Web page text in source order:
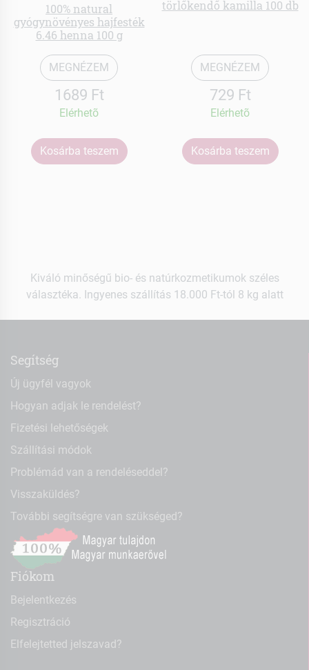
100% natural
gyógynövényes hajfesték
6.46 henna 100 g
MEGNÉZEM
1689 Ft
Elérhetõ
Kosárba teszem
törlőkendő kamilla 100 db
MEGNÉZEM
729 Ft
Elérhetõ
Kosárba teszem
Kiváló minőségű bio- és natúrkozmetikumok széles
választéka. Ingyenes szállítás 18.000 Ft-tól 8 kg alatt
Segítség
Új ügyfél vagyok
Hogyan adjak le rendelést?
Fizetési lehetőségek
Szállítási módok
Problémád van a rendeléseddel?
Visszaküldés?
További segítségre van szükséged?
Fiókom
Bejelentkezés
Regisztráció
Elfelejtetted jelszavad?